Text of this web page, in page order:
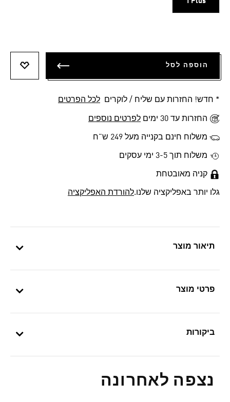
תיאור מוצר
פרטי מוצר
ביקורות
נצפה לאחרונה
הוספה לסל
* חדש! החזרות עם שליח / לוקרים לכל הפרטים
החזרות עד 30 ימים לפרטים נוספים
משלוח חינם בקנייה מעל 249 ש"ח
משלוח תוך 3-5 ימי עסקים
קניה מאובטחת
גלו יותר באפליקציה שלנו.להורדת האפליקציה